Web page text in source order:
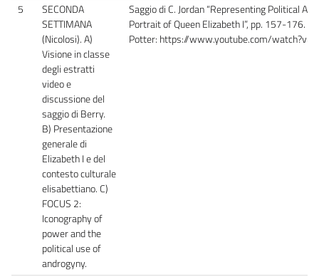
5
SECONDA
SETTIMANA
(Nicolosi). A)
Visione in classe
degli estratti
video e
discussione del
saggio di Berry.
B) Presentazione
generale di
Elizabeth I e del
contesto culturale
elisabettiano. C)
FOCUS 2:
Iconography of
power and the
political use of
androgyny.
Saggio di C. Jordan “Representing Political
Portrait of Queen Elizabeth I”, pp. 157-176.
Potter: https://www.youtube.com/